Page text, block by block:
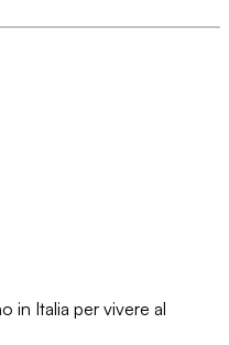
in Italia per vivere al